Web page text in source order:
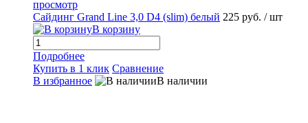
просмотр
Сайдинг Grand Line 3,0 D4 (slim) белый 225 руб. / шт
В корзину
Подробнее
Купить в 1 клик Сравнение
В избранное
В наличии